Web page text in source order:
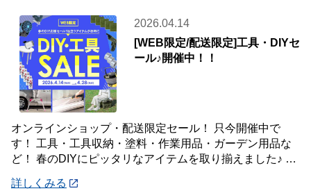
2026.04.14
[WEB限定/配送限定]工具・DIYセ
ール♪開催中！！
オンラインショップ・配送限定セール！ 只今開催中で
す！ 工具・工具収納・塗料・作業用品・ガーデン用品な
ど！ 春のDIYにピッタリなアイテムを取り揃えました♪ 商
詳しくみる